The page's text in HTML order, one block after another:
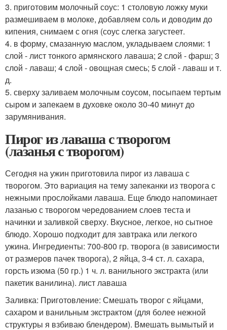
3. приготовим молочный соус: 1 столовую ложку муки
размешиваем в молоке, добавляем соль и доводим до
кипения, снимаем с огня (соус слегка загустеет.
4. в форму, смазанную маслом, укладываем слоями: 1
слой - лист тонкого армянского лаваша; 2 слой - фарш; 3
слой - лаваш; 4 слой - овощная смесь; 5 слой - лаваш и т.
д.
5. сверху заливаем молочным соусом, посыпаем тертым
сыром и запекаем в духовке около 30-40 минут до
зарумянивания.
Пирог из лаваша с творогом
(лазанья с творогом)
Сегодня на ужин приготовила пирог из лаваша с
творогом. Это вариация на тему запеканки из творога с
нежными прослойками лаваша. Еще блюдо напоминает
лазанью с творогом чередованием слоев теста и
начинки и заливкой сверху. Вкусное, легкое, но сытное
блюдо. Хорошо подходит для завтрака или легкого
ужина. Ингредиенты: 700-800 гр. творога (в зависимости
от размеров пачек творога), 2 яйца, 3-4 ст. л. сахара,
горсть изюма (50 гр.) 1 ч. л. ванильного экстракта (или
пакетик ванилина). лист лаваша
Заливка: Приготовление: Смешать творог с яйцами,
сахаром и ванильным экстрактом (для более нежной
структуры я взбиваю блендером). Вмешать вымытый и